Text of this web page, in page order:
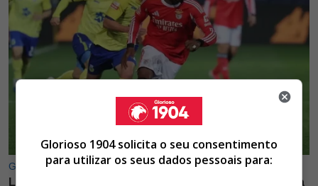
Glorioso 1904 solicita o seu consentimento
para utilizar os seus dados pessoais para: